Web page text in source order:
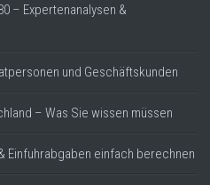
– Expertenanalysen &
und Geschäftskunden
– Was Sie wissen müssen
Einfuhrabgaben einfach berechnen